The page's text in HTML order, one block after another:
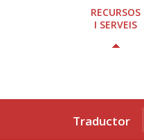
RECURSOS
I SERVEIS
Traductor